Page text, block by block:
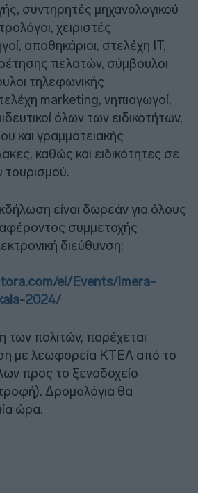
συντηρητές μηχανολογικού
χειριστές
αποθηκάριοι, στελέχη ΙΤ,
πελατών, σύμβουλοι
τηλεφωνικής
marketing, νηπιαγωγοί,
όλων των ειδικοτήτων,
και γραμματειακής
καθώς και ειδικότητες σε
είναι δωρεάν για όλους
συμμετοχής
διεύθυνση:
el/Events/imera-
2024/
των πολιτών, παρέχεται
με λεωφορεία ΚΤΕΛ από το
προς το ξενοδοχείο
Δρομολόγια θα
ώρα.